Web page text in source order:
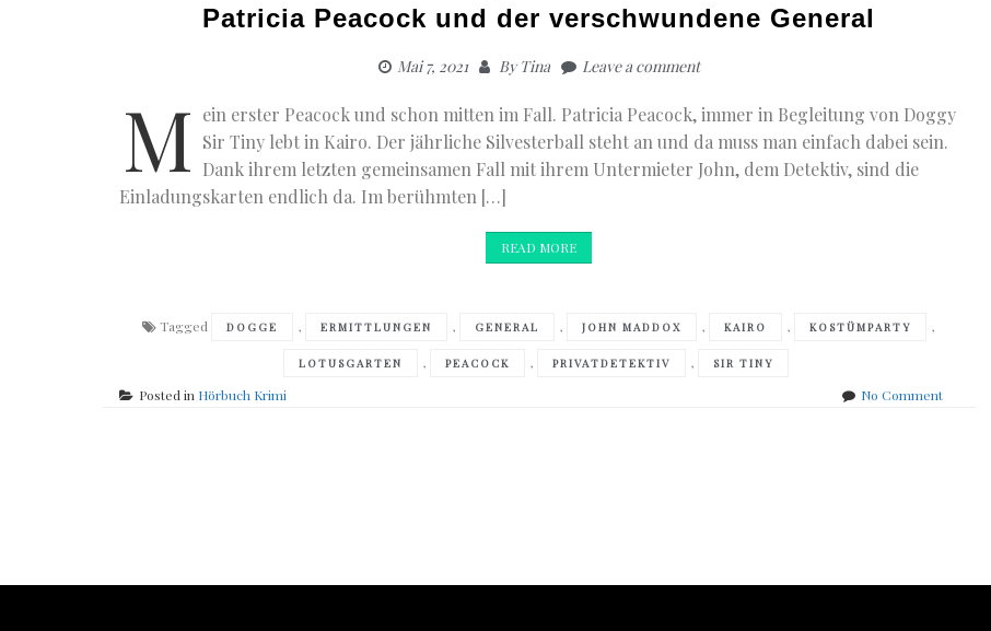
Patricia Peacock und der verschwundene General
Mai 7, 2021 ByTina Leave a comment
M ein erster Peacock und schon mitten im Fall. Patricia Peacock, immer in Begleitung von Doggy
Sir Tiny lebt in Kairo. Der jährliche Silvesterball steht an und da muss man einfach dabei sein.
Dank ihrem letzten gemeinsamen Fall mit ihrem Untermieter John, dem Detektiv, sind die
Einladungskarten endlich da. Im berühmten […]
READ MORE
Tagged DOGGE , ERMITTLUNGEN , GENERAL , JOHN MADDOX , KAIRO , KOSTÜMPARTY ,
LOTUSGARTEN , PEACOCK , PRIVATDETEKTIV , SIR TINY
Posted in Hörbuch Krimi No Commenton
General